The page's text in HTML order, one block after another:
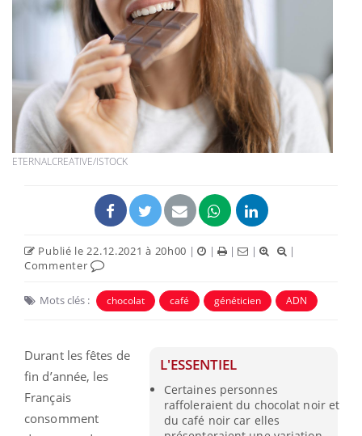
ETERNALCREATIVE/ISTOCK
Publié le 22.12.2021 à 20h00 | | | |
|
Commenter
Mots clés : chocolat café généticien ADN
L'ESSENTIEL
Certaines personnes
raffoleraient du chocolat noir et
du café noir car elles
Durant les fêtes de
fin d’année, les
Français
consomment